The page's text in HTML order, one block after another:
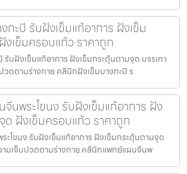
กะปิ รับฝังเข็มแก้อาการ ฝังเข็ม
เข็มครอบแก้ว ราคาถูก
บฝังเข็มแก้อาการ ฝังเข็มกระตุ้นตามจุด บรรเทา
วดตามร่างกาย คลีนิกฝังเข็มบางกะปิ ร
นพระโขนง รับฝังเข็มแก้อาการ ฝัง
ด ฝังเข็มครอบแก้ว ราคาถูก
โขนง รับฝังเข็มแก้อาการ ฝังเข็มกระตุ้นตามจุด
ามเจ็บปวดตามร่างกาย คลีนิกแพทย์แผนจีนพ